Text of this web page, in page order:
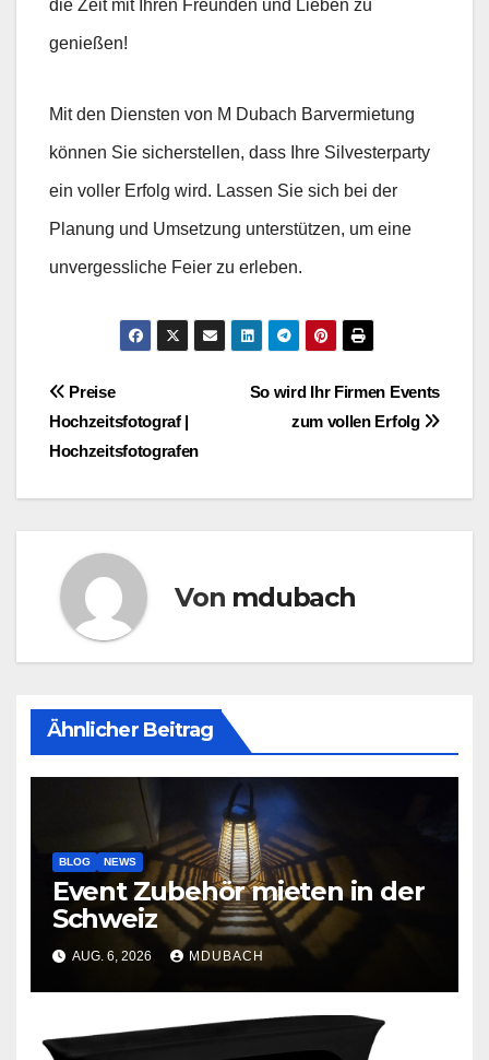
die Zeit mit Ihren Freunden und Lieben zu
genießen!
Mit den Diensten von M Dubach Barvermietung
können Sie sicherstellen, dass Ihre Silvesterparty
ein voller Erfolg wird. Lassen Sie sich bei der
Planung und Umsetzung unterstützen, um eine
unvergessliche Feier zu erleben.
Beitragsnavigation
So wird Ihr Firmen Events
zum vollen Erfolg
Preise
Hochzeitsfotograf |
Hochzeitsfotografen
Von mdubach
Ähnlicher Beitrag
BLOG NEWS
Event Zubehör mieten in der
Schweiz
AUG. 6, 2026 MDUBACH